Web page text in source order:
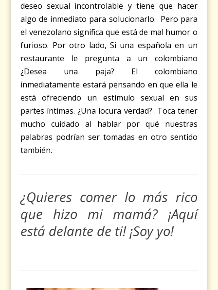
deseo sexual incontrolable y tiene que hacer
algo de inmediato para solucionarlo. Pero para
el venezolano significa que está de mal humor o
furioso. Por otro lado, Si una española en un
restaurante le pregunta a un colombiano
¿Desea una paja? El colombiano
inmediatamente estará pensando en que ella le
está ofreciendo un estímulo sexual en sus
partes íntimas. ¿Una locura verdad? Toca tener
mucho cuidado al hablar por qué nuestras
palabras podrían ser tomadas en otro sentido
también.
¿Quieres comer lo más rico
que hizo mi mamá? ¡Aquí
está delante de ti! ¡Soy yo!